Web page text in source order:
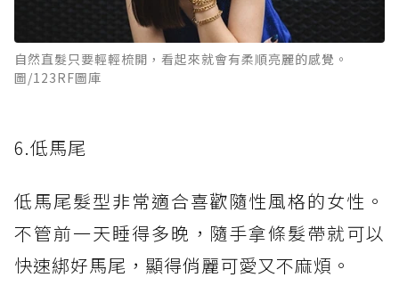
自然直髮只要輕輕梳開，看起來就會有柔順亮麗的感覺。
圖/123RF圖庫
6.低馬尾
低馬尾髮型非常適合喜歡隨性風格的女性。
不管前一天睡得多晚，隨手拿條髮帶就可以
快速綁好馬尾，顯得俏麗可愛又不麻煩。